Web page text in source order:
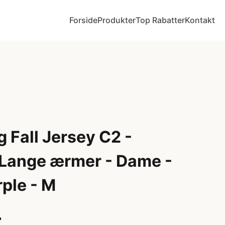
ForsideProdukterTop RabatterKontakt
Fall Jersey C2 -
ærmer - Dame -
- M